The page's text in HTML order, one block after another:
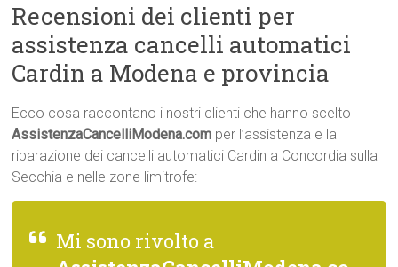
Recensioni dei clienti per
assistenza cancelli automatici
Cardin a Modena e provincia
Ecco cosa raccontano i nostri clienti che hanno scelto
AssistenzaCancelliModena.com per l’assistenza e la
riparazione dei cancelli automatici Cardin a Concordia sulla
Secchia e nelle zone limitrofe:
Mi sono rivolto a